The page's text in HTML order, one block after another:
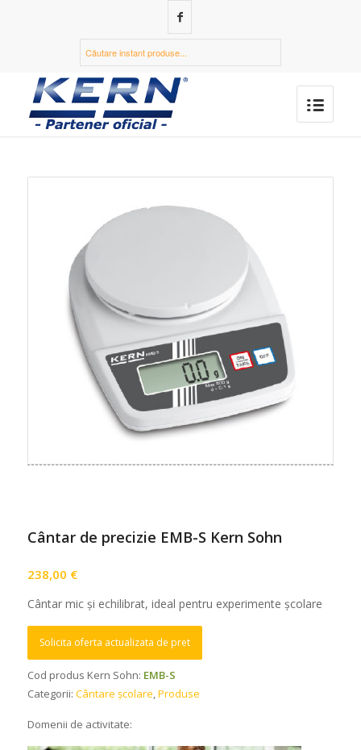
Cântar de precizie EMB-S Kern Sohn
238,00 €
Cântar mic și echilibrat, ideal pentru experimente școlare
Solicita oferta actualizata de pret
Cod produs Kern Sohn: EMB-S
Categorii: Cântare școlare,Produse
Domenii de activitate: